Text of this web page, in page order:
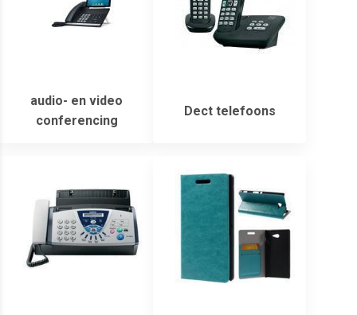
audio- en video
conferencing
Dect telefoons